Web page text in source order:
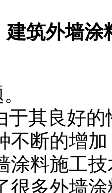
建筑外墙涂
于其良好
不断的增
涂料施工
很多外墙